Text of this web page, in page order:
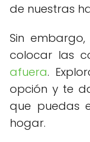
de nuestras
Sin
colocar las
afuera.
opción y te
que puedas
hogar.